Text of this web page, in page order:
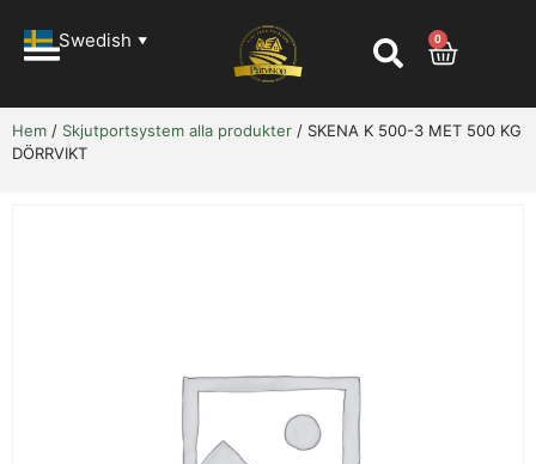
Swedish ▼ 0
Hem / Skjutportsystem alla produkter / SKENA K 500-3 MET 500 KG
DÖRRVIKT